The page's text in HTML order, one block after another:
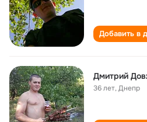
Добавить в
Дмитрий
36 лет,Днепр